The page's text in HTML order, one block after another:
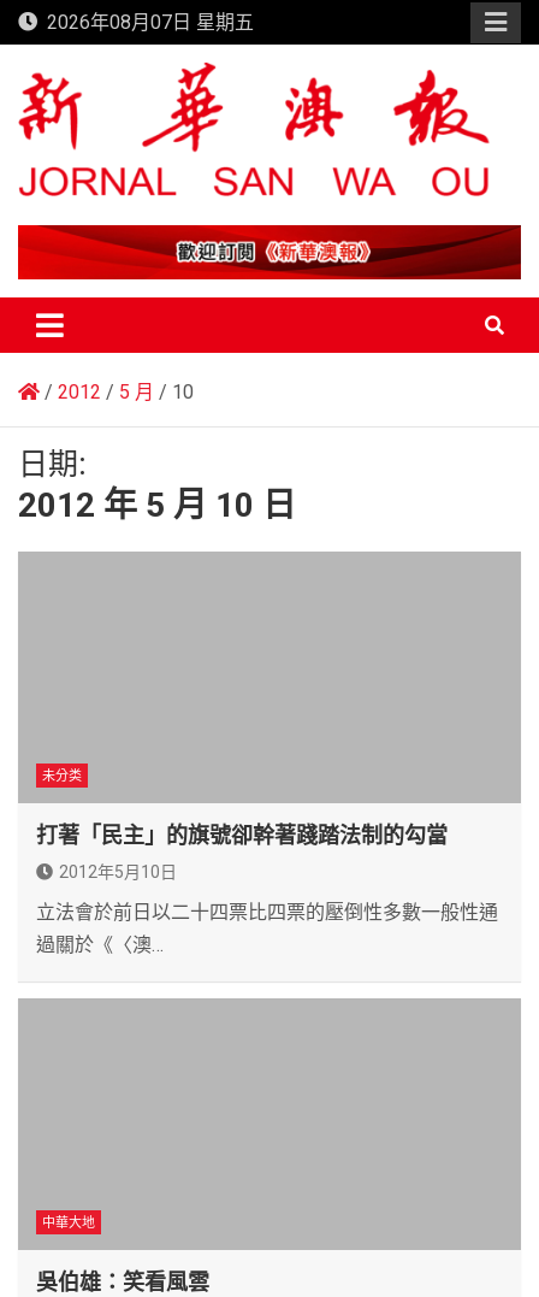
Skip
to
content
2026年08月07日 星期五
新華澳報
2012 5 月 10
日期:
2012 年 5 月 10 日
未分类
打著「民主」的旗號卻幹著踐踏法制的勾當
2012年5月10日
立法會於前日以二十四票比四票的壓倒性多數一般性通
過關於《〈澳…
中華大地
吳伯雄：笑看風雲